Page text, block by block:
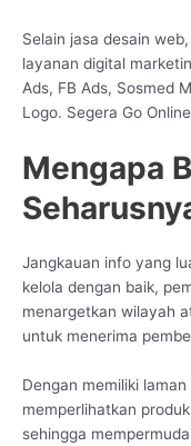
Selain jasa desain
layanan digital
Ads, FB Ads, Sosmed
Logo. Segera Go
Mengapa
Jangkauan info yang
kelola dengan baik,
menargetkan wilayah
untuk menerima
Dengan memiliki
memperlihatkan
sehingga